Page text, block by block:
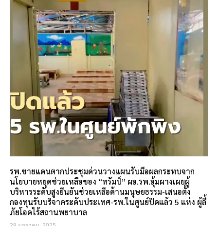
รพ.ชายแดนตากประชุมด่วนวางแผนรับมือผลกระทบจาก
นโยบายหยุดช่วยเหลือของ “ทรัมป์” ผอ.รพ.อุ้มผางเผยผู้
บริหารระดับสูงยืนยันช่วยเหลือด้านมนุษยธรรม-เสนอตั้ง
กองทุนรับบริจาคระดับประเทศ-รพ.ในศูนย์ปิดแล้ว 5 แห่ง ผู้ลี้
ภัยโอดไร้สถานพยาบาล